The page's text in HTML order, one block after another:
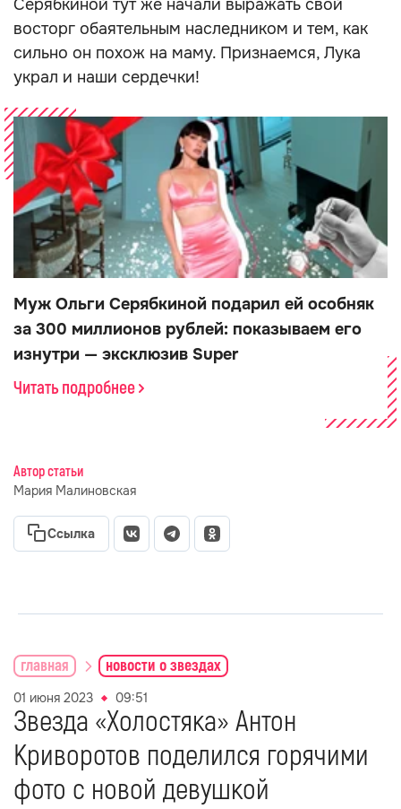
Серябкиной тут же начали выражать свой
восторг обаятельным наследником и тем, как
сильно он похож на маму. Признаемся, Лука
украл и наши сердечки!
Муж Ольги Серябкиной подарил ей особняк
за 300 миллионов рублей: показываем его
изнутри — эксклюзив Super
Читать подробнее
Автор статьи
Мария Малиновская
Ссылка
главная новости о звездах
01 июня 2023 09:51
Звезда «Холостяка» Антон
Криворотов поделился горячими
фото с новой девушкой